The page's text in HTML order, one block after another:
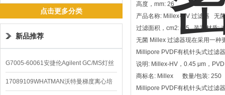
点击更多分类
新品推荐
G7005-60061安捷伦Agilent GC/MS灯丝
配件
17089109WHATMAN沃特曼梯度离心培
高度，mm: 26
产品名称: Millex-HV 过滤器 无
过滤面积，cm2: 4.5 装置材质:
无菌 Millex 过滤器现在采用一种
Millipore PVDF有机针头式过滤
说明: Millex-HV，0.45 μm，
商标名: Millex 数量/包装: 250
Millipore PVDF有机针头式过滤